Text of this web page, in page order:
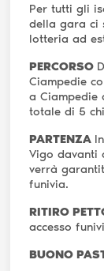
Per tutti gli
della gara ci
lotteria ad
PERCORSO
Ciampedie
a Ciampedie
totale di 5
PARTENZA
Vigo davanti
verrà
funivia.
RITIRO
accesso
BUONO